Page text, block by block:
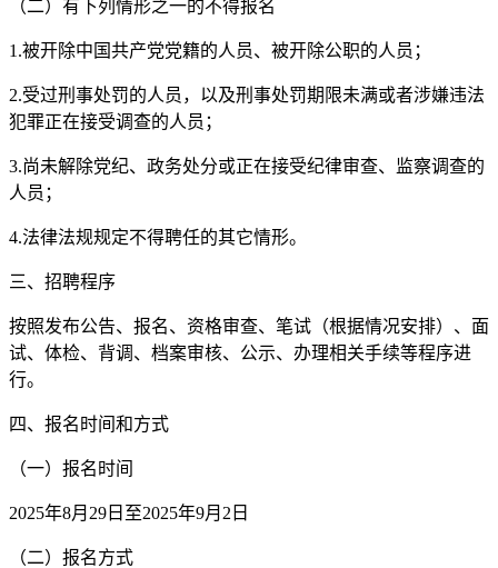
（二）有下列情形之一的不得报名
1.被开除中国共产党党籍的人员、被开除公职的人员；
2.受过刑事处罚的人员，以及刑事处罚期限未满或者涉嫌违法
犯罪正在接受调查的人员；
3.尚未解除党纪、政务处分或正在接受纪律审查、监察调查的
人员；
4.法律法规规定不得聘任的其它情形。
三、招聘程序
按照发布公告、报名、资格审查、笔试（根据情况安排）、面
试、体检、背调、档案审核、公示、办理相关手续等程序进
行。
四、报名时间和方式
（一）报名时间
2025年8月29日至2025年9月2日
（二）报名方式